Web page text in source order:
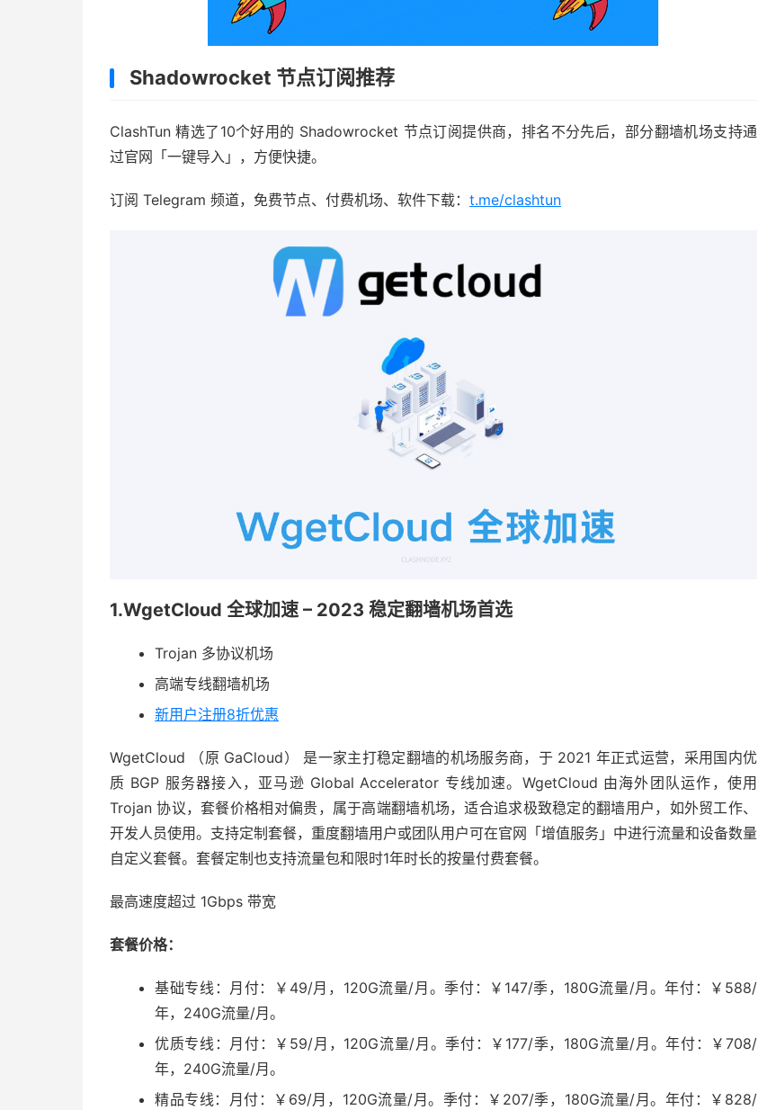
Shadowrocket 节点订阅推荐
ClashTun 精选了10个好用的 Shadowrocket 节点订阅提供商，排名不分先后，部分翻墙机场支持通
过官网「一键导入」，方便快捷。
订阅 Telegram 频道，免费节点、付费机场、软件下载： t.me/clashtun
1.WgetCloud 全球加速 – 2023 稳定翻墙机场首选
Trojan 多协议机场
高端专线翻墙机场
新用户注册8折优惠
WgetCloud （原 GaCloud） 是一家主打稳定翻墙的机场服务商，于 2021 年正式运营，采用国内优
质 BGP 服务器接入，亚马逊 Global Accelerator 专线加速。WgetCloud 由海外团队运作，使用
Trojan 协议，套餐价格相对偏贵，属于高端翻墙机场，适合追求极致稳定的翻墙用户，如外贸工作、
开发人员使用。支持定制套餐，重度翻墙用户或团队用户可在官网「增值服务」中进行流量和设备数量
自定义套餐。套餐定制也支持流量包和限时1年时长的按量付费套餐。
最高速度超过 1Gbps 带宽
套餐价格：
基础专线：月付：￥49/月，120G流量/月。季付：￥147/季，180G流量/月。年付：￥588/
年，240G流量/月。
优质专线：月付：￥59/月，120G流量/月。季付：￥177/季，180G流量/月。年付：￥708/
年，240G流量/月。
精品专线：月付：￥69/月，120G流量/月。季付：￥207/季，180G流量/月。年付：￥828/